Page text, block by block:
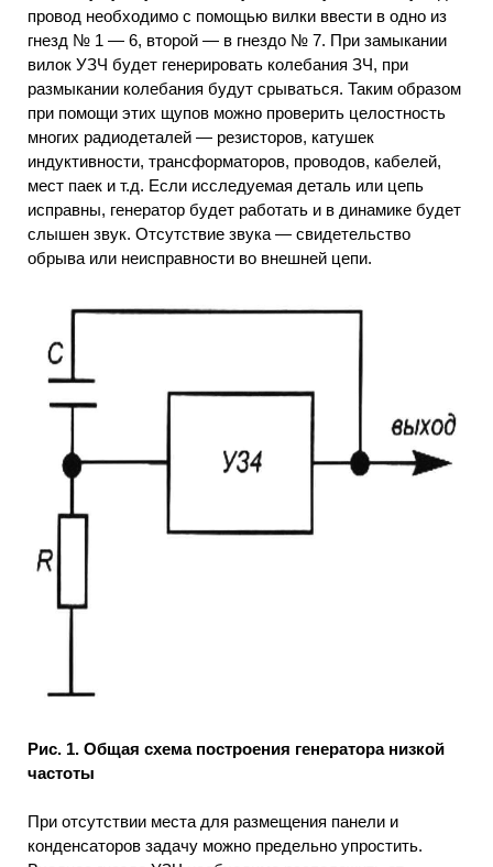
провод необходимо с помощью вилки ввести в одно из
гнезд № 1 — 6, второй — в гнездо № 7. При замыкании
вилок УЗЧ будет генерировать колебания ЗЧ, при
размыкании колебания будут срываться. Таким образом
при помощи этих щупов можно проверить целостность
многих радиодеталей — резисторов, катушек
индуктивности, трансформаторов, проводов, кабелей,
мест паек и т.д. Если исследуемая деталь или цепь
исправны, генератор будет работать и в динамике будет
слышен звук. Отсутствие звука — свидетельство
обрыва или неисправности во внешней цепи.
Рис. 1. Общая схема построения генератора низкой
частоты
При отсутствии места для размещения панели и
конденсаторов задачу можно предельно упростить.